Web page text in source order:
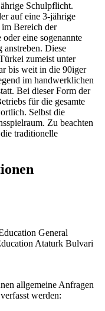
Schulpflicht.
auf eine 3-jährige
Bereich der
eine sogenannte
Diese
zumeist unter
bis weit in die 90iger
im handwerklichen
Bei dieser Form der
für die gesamte
Selbst die
Zu beachten
traditionelle
General
Ataturk Bulvari
allgemeine Anfragen
werden: